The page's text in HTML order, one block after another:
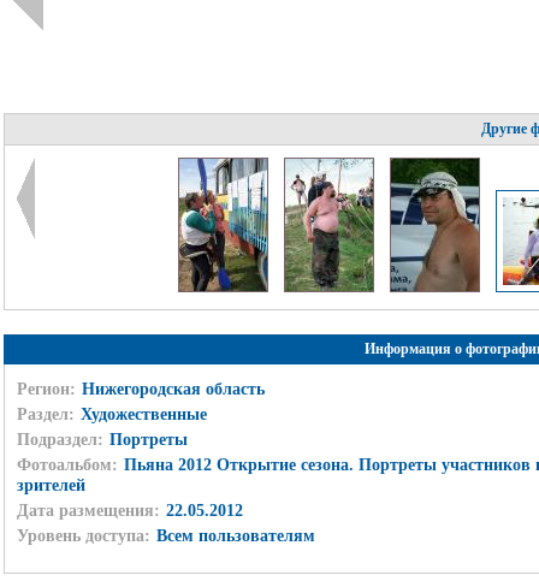
Другие
Информация о
Регион: Нижегородская область
Раздел: Художественные
Подраздел: Портреты
Фотоальбом: Пьяна 2012 Открытие сезона. Портреты участников
зрителей
Дата размещения: 22.05.2012
Уровень доступа: Всем пользователям